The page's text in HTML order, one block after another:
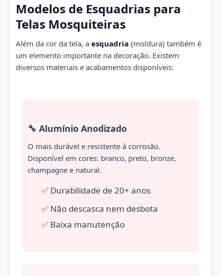
Modelos de Esquadrias para
Telas Mosquiteiras
Além da cor da tela, a esquadria (moldura) também é
um elemento importante na decoração. Existem
diversos materiais e acabamentos disponíveis:
🔧 Alumínio Anodizado
O mais durável e resistente à corrosão.
Disponível em cores: branco, preto, bronze,
champagne e natural.
✅ Durabilidade de 20+ anos
✅ Não descasca nem desbota
✅ Baixa manutenção